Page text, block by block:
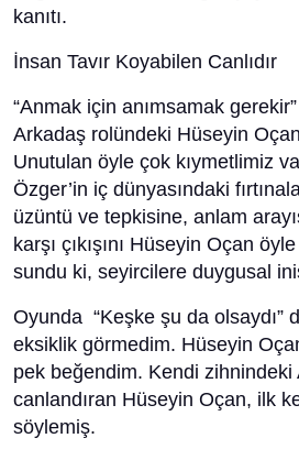
kanıtı.
İnsan Tavır Koyabilen Canlıdır
“Anmak için anımsamak
Arkadaş rolündeki Hüseyin
Unutulan öyle çok kıymetlimiz
Özger’in iç dünyasındaki
üzüntü ve tepkisine, anlam
karşı çıkışını Hüseyin Oçan
sundu ki, seyircilere duygusal
Oyunda “Keşke şu da olsaydı”
eksiklik görmedim. Hüseyin
pek beğendim. Kendi zihnindeki
canlandıran Hüseyin Oçan, ilk
söylemiş.